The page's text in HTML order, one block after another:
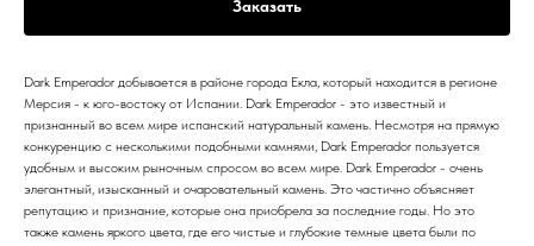
Заказать
Dark Emperador добывается в районе города Екла, который находится в регионе
Мерсия - к юго-востоку от Испании. Dark Emperador - это известный и
признанный во всем мире испанский натуральный камень. Несмотря на прямую
конкуренцию с несколькими подобными камнями, Dark Emperador пользуется
удобным и высоким рыночным спросом во всем мире. Dark Emperador - очень
элегантный, изысканный и очаровательный камень. Это частично объясняет
репутацию и признание, которые она приобрела за последние годы. Но это
также камень яркого цвета, где его чистые и глубокие темные цвета были по